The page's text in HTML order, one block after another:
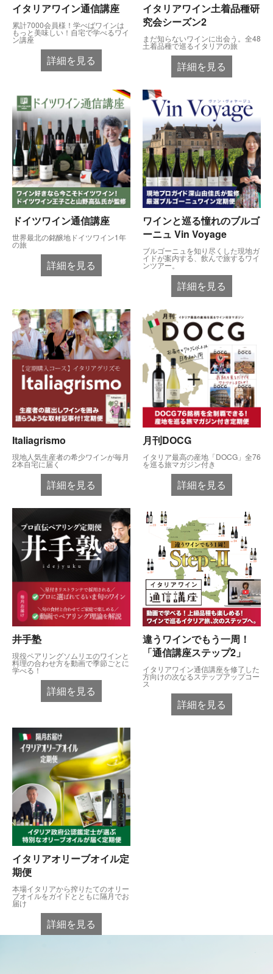
イタリアワイン通信講座
累計7000会員様！学べばワインは
もっと美味しい！自宅で学べるワイ
ン講座
詳細を見る
イタリアワイン土着品種研
究会シーズン2
まだ知らないワインに出会う。全48
土着品種で巡るイタリアの旅
詳細を見る
ドイツワイン通信講座
世界最北の銘醸地ドイツワイン1年
の旅
詳細を見る
ワインと巡る憧れのブルゴ
ーニュ Vin Voyage
ブルゴーニュを知り尽くした現地ガ
イドが案内する、飲んで旅するワイ
ンツアー。
詳細を見る
Italiagrismo
現地人気生産者の希少ワインが毎月
2本自宅に届く
詳細を見る
月刊DOCG
イタリア最高の産地「DOCG」全76
を巡る旅マガジン付き
詳細を見る
井手塾
現役ペアリングソムリエのワインと
料理の合わせ方を動画で季節ごとに
学べる！
詳細を見る
違うワインでもう一周！
「通信講座ステップ2」
イタリアワイン通信講座を修了した
方向けの次なるステップアップコー
ス
詳細を見る
イタリアオリーブオイル定
期便
本場イタリアから搾りたてのオリー
ブオイルをガイドとともに隔月でお
届け
詳細を見る